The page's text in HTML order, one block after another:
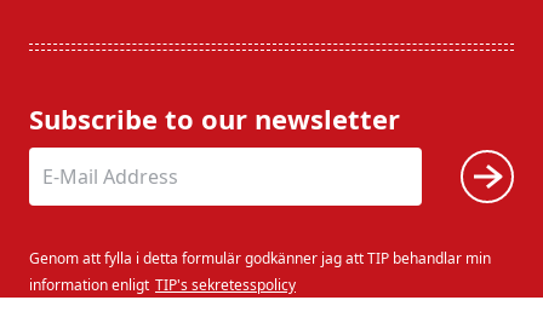
Subscribe to our newsletter
Genom att fylla i detta formulär godkänner jag att TIP behandlar min
information enligt TIP's sekretesspolicy